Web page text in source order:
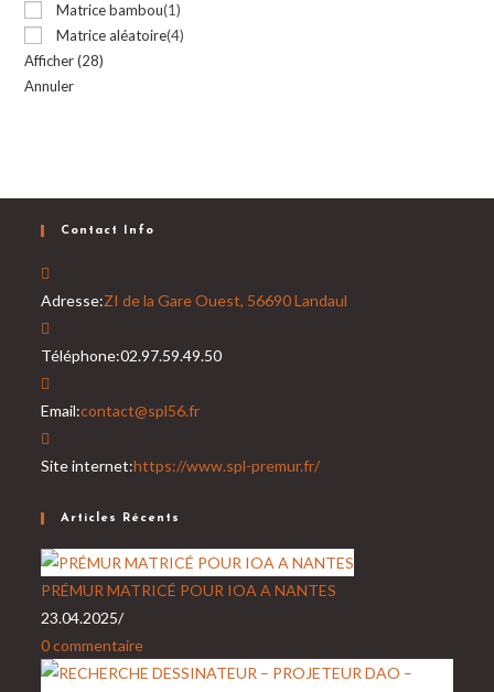
Matrice bambou(1)
Matrice aléatoire(4)
Afficher(28)
Annuler
Contact Info
Adresse:ZI de la Gare Ouest, 56690 Landaul
Téléphone:02.97.59.49.50
Email:contact@spl56.frS’ouvre
votre
Site internet:https://www.spl-premur.fr/
Articles Récents
PRÉMUR MATRICÉ POUR IOA A NANTES
23.04.2025/
0 commentaire